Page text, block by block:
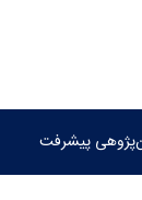
پیشرفت